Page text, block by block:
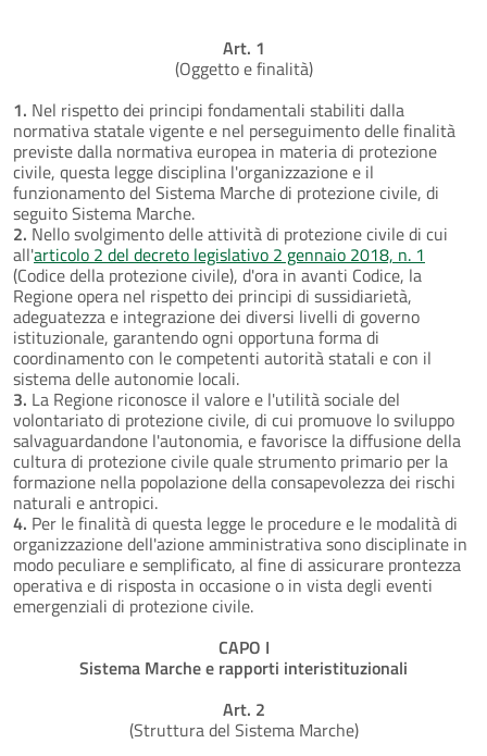
Art. 1
(Oggetto e finalità)
1. Nel rispetto dei principi fondamentali stabiliti dalla
normativa statale vigente e nel perseguimento delle finalità
previste dalla normativa europea in materia di protezione
civile, questa legge disciplina l'organizzazione e il
funzionamento del Sistema Marche di protezione civile, di
seguito Sistema Marche.
2. Nello svolgimento delle attività di protezione civile di cui
all'articolo 2 del decreto legislativo 2 gennaio 2018, n. 1
(Codice della protezione civile), d'ora in avanti Codice, la
Regione opera nel rispetto dei principi di sussidiarietà,
adeguatezza e integrazione dei diversi livelli di governo
istituzionale, garantendo ogni opportuna forma di
coordinamento con le competenti autorità statali e con il
sistema delle autonomie locali.
3. La Regione riconosce il valore e l'utilità sociale del
volontariato di protezione civile, di cui promuove lo sviluppo
salvaguardandone l'autonomia, e favorisce la diffusione della
cultura di protezione civile quale strumento primario per la
formazione nella popolazione della consapevolezza dei rischi
naturali e antropici.
4. Per le finalità di questa legge le procedure e le modalità di
organizzazione dell'azione amministrativa sono disciplinate in
modo peculiare e semplificato, al fine di assicurare prontezza
operativa e di risposta in occasione o in vista degli eventi
emergenziali di protezione civile.
CAPO I
Sistema Marche e rapporti interistituzionali
Art. 2
(Struttura del Sistema Marche)